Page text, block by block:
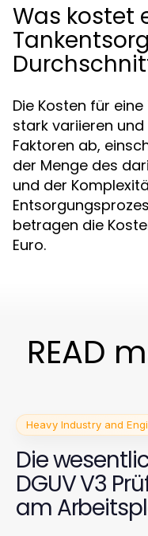
Was kostet
Die Kosten für
stark variieren
Faktoren ab,
der Menge des
und der
betragen die
Euro.
READ
Heavy Industry and
Die
DGUV V3
am